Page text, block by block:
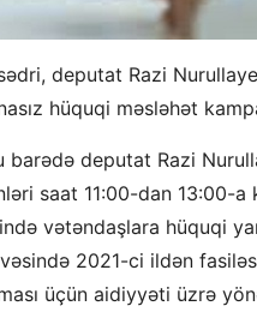
deputat Razi
hüquqi məsləhət
deputat Razi
saat 11:00-dan 13:00-
vətəndaşlara hüquqi
2021-ci ildən
üçün aidiyyəti üzrə